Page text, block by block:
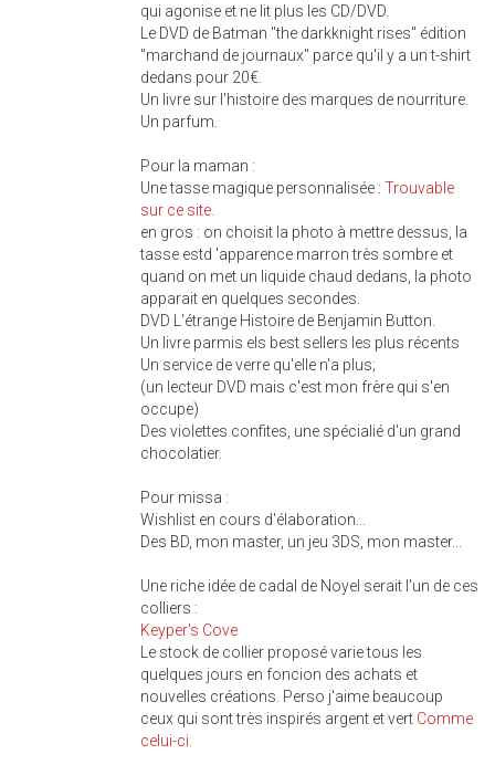
qui agonise et ne lit plus les CD/DVD.
Le DVD de Batman "the darkknight rises" édition
"marchand de journaux" parce qu'il y a un t-shirt
dedans pour 20€.
Un livre sur l'histoire des marques de nourriture.
Un parfum.
Pour la maman :
Une tasse magique personnalisée : Trouvable
sur ce site.
en gros : on choisit la photo à mettre dessus, la
tasse estd 'apparence marron très sombre et
quand on met un liquide chaud dedans, la photo
apparait en quelques secondes.
DVD L'étrange Histoire de Benjamin Button.
Un livre parmis els best sellers les plus récents
Un service de verre qu'elle n'a plus;
(un lecteur DVD mais c'est mon frère qui s'en
occupe)
Des violettes confites, une spécialié d'un grand
chocolatier.
Pour missa :
Wishlist en cours d'élaboration...
Des BD, mon master, un jeu 3DS, mon master...
Une riche idée de cadal de Noyel serait l'un de ces
colliers :
Keyper's Cove
Le stock de collier proposé varie tous les
quelques jours en foncion des achats et
nouvelles créations. Perso j'aime beaucoup
ceux qui sont très inspirés argent et vert Comme
celui-ci.